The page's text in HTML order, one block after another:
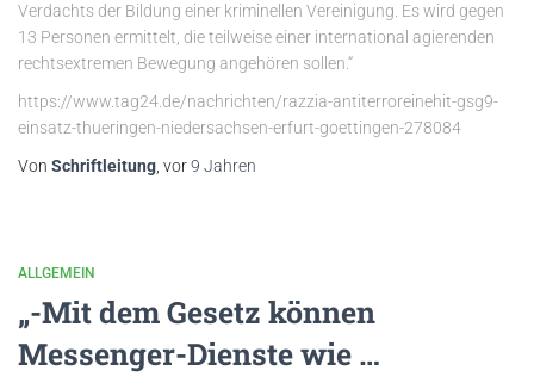
Verdachts der Bildung einer kriminellen Vereinigung. Es wird gegen
13 Personen ermittelt, die teilweise einer international agierenden
rechtsextremen Bewegung angehören sollen.“
https://www.tag24.de/nachrichten/razzia-antiterroreinehit-gsg9-
einsatz-thueringen-niedersachsen-erfurt-goettingen-278084
Von Schriftleitung , vor9 Jahren
ALLGEMEIN
„-Mit dem Gesetz können
Messenger-Dienste wie …